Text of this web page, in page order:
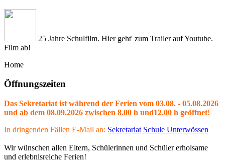
25 Jahre Schulfilm. Hier geht' zum Trailer auf Youtube.
Film ab!
Home
Öffnungszeiten
Das Sekretariat ist während der Ferien vom 03.08. - 05.08.2026
und ab dem 08.09.2026 zwischen 8.00 h und12.00 h geöffnet!
In dringenden Fällen E-Mail an: Sekretariat Schule Unterwössen
Wir wünschen allen Eltern, Schülerinnen und Schüler erholsame
und erlebnisreiche Ferien!